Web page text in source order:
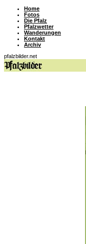
Home
Fotos
Die Pfalz
Pfalzwetter
Wanderungen
Kontakt
Archiv
pfalzbilder.net